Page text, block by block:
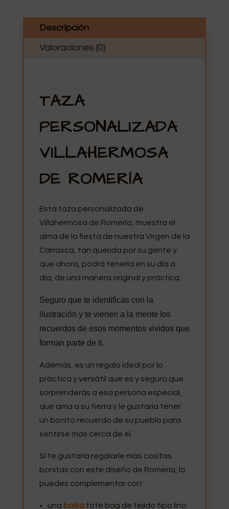
Descripción
Valoraciones (0)
TAZA
PERSONALIZADA
VILLAHERMOSA
DE ROMERÍA
Esta taza personalizada de
Villahermosa de Romería, muestra el
alma de la fiesta de nuestra Virgen de la
Carrasca, tan querida por su gente y
que ahora, podrá tenerla en su día a
día, de una manera original y práctica.
Seguro que te identificas con la
ilustración y te vienen a la mente los
recuerdos de esos momentos vividos que
forman parte de ti.
Además, es un regalo ideal por lo
práctica y versátil que es y seguro que
sorprenderás a esa persona especial,
que ama a su tierra y le gustaría tener
un bonito recuerdo de su pueblo para
sentirse más cerca de él.
Si te gustaría regalarle más cositas
bonitas con este diseño de Romería, lo
puedes complementar con:
una bolsa tote bag de tejido tipo lino.